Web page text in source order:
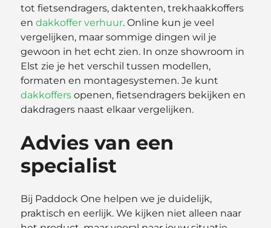
tot fietsendragers, daktenten, trekhaakkoffers
endakkoffer verhuur. Online kun je veel
vergelijken, maar sommige dingen wil je
gewoon in het echt zien. In onze showroom in
Elst zie je het verschil tussen modellen,
formaten en montagesystemen. Je kunt
dakkoffers openen, fietsendragers bekijken en
dakdragers naast elkaar vergelijken.
Advies van een
specialist
Bij Paddock One helpen we je duidelijk,
praktisch en eerlijk. We kijken niet alleen naar